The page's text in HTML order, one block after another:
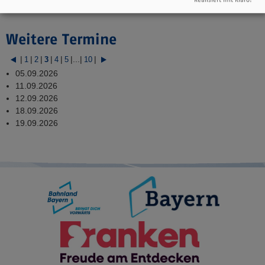
Weitere Termine
| 1 | 2 | 3 | 4 | 5 | | 10 |
05.09.2026
11.09.2026
12.09.2026
18.09.2026
19.09.2026